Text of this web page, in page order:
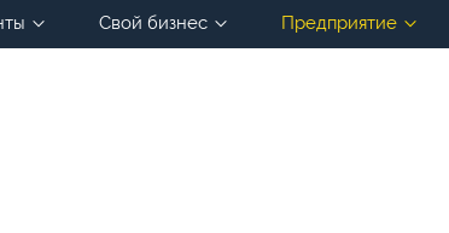
Свой бизнес Предприятие